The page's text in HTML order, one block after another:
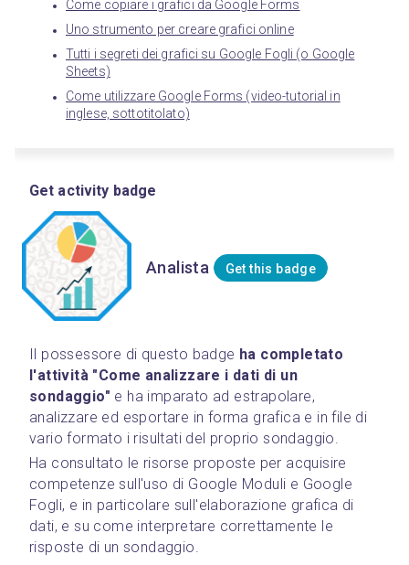
Come copiare i grafici da Google Forms
Uno strumento per creare grafici online
Tutti i segreti dei grafici su Google Fogli (o Google
Sheets)
Come utilizzare Google Forms (video-tutorial in
inglese, sottotitolato)
Get activity badge
Analista Get this badge
Il possessore di questo badge ha completato
l'attività "Come analizzare i dati di un
sondaggio" e ha imparato ad estrapolare,
analizzare ed esportare in forma grafica e in file di
vario formato i risultati del proprio sondaggio.
Ha consultato le risorse proposte per acquisire
competenze sull'uso di Google Moduli e Google
Fogli, e in particolare sull'elaborazione grafica di
dati, e su come interpretare correttamente le
risposte di un sondaggio.